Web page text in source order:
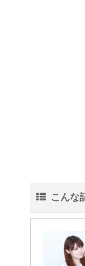
こんな